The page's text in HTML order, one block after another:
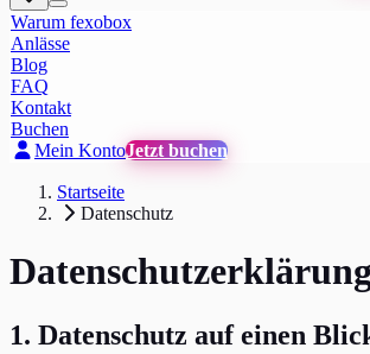
Warum fexobox
Anlässe
Blog
FAQ
Kontakt
Buchen
Mein KontoJetzt buchen
Startseite
Datenschutz
1. Datenschutz auf einen